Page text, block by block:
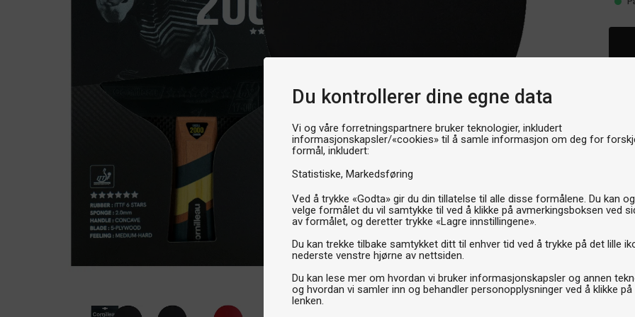
Du kontrollerer dine egne data
Vi og våre forretningspartnere bruker teknologier, inkludert
informasjonskapsler/«cookies» til å samle informasjon om deg for
formål, inkludert:
Statistiske Markedsføring
Ved å trykke «Godta» gir du din tillatelse til alle disse formålene. Du kan
velge formålet du vil samtykke til ved å klikke på avmerkingsboksen ved
av formålet, og deretter trykke «Lagre innstillingene».
Du kan trekke tilbake samtykket ditt til enhver tid ved å trykke på det lille
nederste venstre hjørne av nettsiden.
Du kan lese mer om hvordan vi bruker informasjonskapsler og annen
og hvordan vi samler inn og behandler personopplysninger ved å klikke på